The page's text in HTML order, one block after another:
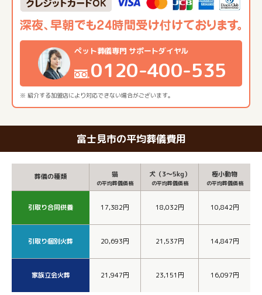
※ 紹介する加盟店により対応できない場合がございます。
ペット葬儀専門 サポートダイヤル
0120-400-535
富士見市の平均葬儀費用
葬儀の種類 猫
の平均葬儀価格
犬（3～5kg）
の平均葬儀価格
極小動物
の平均葬儀価格
引取り合同供養 17,382円 18,032円 10,842円
引取り個別火葬 20,693円 21,537円 14,847円
家族立会火葬 21,947円 23,151円 16,097円